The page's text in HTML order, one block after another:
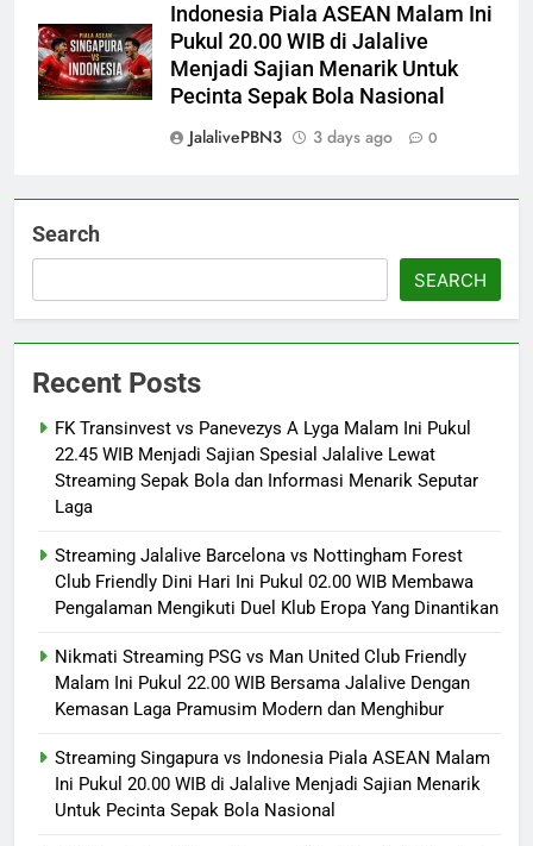
Indonesia Piala ASEAN Malam Ini
Pukul 20.00 WIB di Jalalive
Menjadi Sajian Menarik Untuk
Pecinta Sepak Bola Nasional
JalalivePBN3
3 days ago 0
Search
SEARCH
Recent Posts
FK Transinvest vs Panevezys A Lyga Malam Ini Pukul
22.45 WIB Menjadi Sajian Spesial Jalalive Lewat
Streaming Sepak Bola dan Informasi Menarik Seputar
Laga
Streaming Jalalive Barcelona vs Nottingham Forest
Club Friendly Dini Hari Ini Pukul 02.00 WIB Membawa
Pengalaman Mengikuti Duel Klub Eropa Yang Dinantikan
Nikmati Streaming PSG vs Man United Club Friendly
Malam Ini Pukul 22.00 WIB Bersama Jalalive Dengan
Kemasan Laga Pramusim Modern dan Menghibur
Streaming Singapura vs Indonesia Piala ASEAN Malam
Ini Pukul 20.00 WIB di Jalalive Menjadi Sajian Menarik
Untuk Pecinta Sepak Bola Nasional